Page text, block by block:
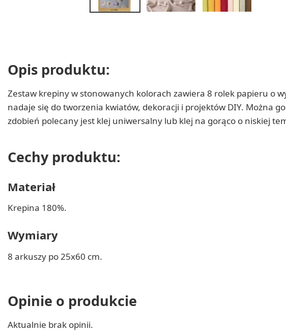
Opis produktu:
Zestaw krepiny w stonowanych kolorach zawiera 8 rolek papieru o
nadaje się do tworzenia kwiatów, dekoracji i projektów DIY. Można
zdobień polecany jest klej uniwersalny lub klej na gorąco o niskiej
Cechy produktu:
Materiał
Krepina 180%.
Wymiary
8 arkuszy po 25x60 cm.
Opinie o produkcie
Aktualnie brak opinii.